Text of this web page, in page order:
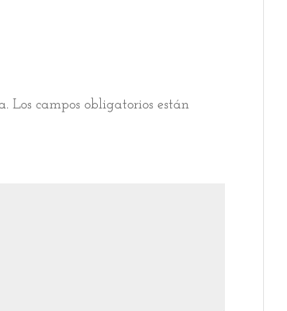
Los campos obligatorios están